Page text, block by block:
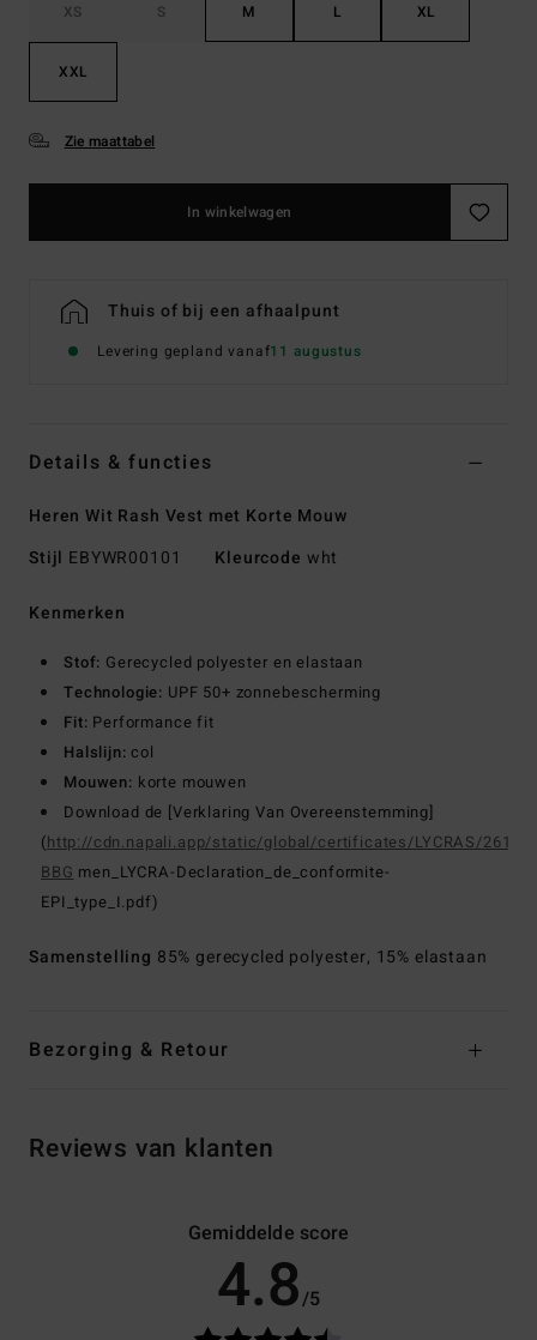
XS S M L XL
XXL
Zie maattabel
In winkelwagen
Thuis of bij een afhaalpunt
Levering gepland vanaf11 augustus
Details & functies
Heren Wit Rash Vest met Korte Mouw
Stijl EBYWR00101 Kleurcode wht
Kenmerken
Stof: Gerecycled polyester en elastaan
Technologie: UPF 50+ zonnebescherming
Fit: Performance fit
Halslijn: col
Mouwen: korte mouwen
Download de [Verklaring Van Overeenstemming]
(http://cdn.napali.app/static/global/certificates/LYCRAS/261-
BBG men_LYCRA-Declaration_de_conformite-
EPI_type_I.pdf)
Samenstelling 85% gerecycled polyester, 15% elastaan
Bezorging & Retour
Reviews van klanten
Gemiddelde score
4.8/5